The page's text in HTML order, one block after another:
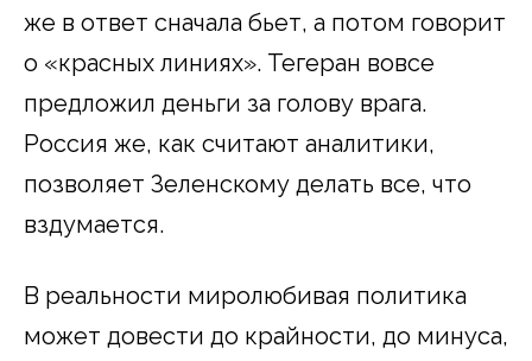
же в ответ сначала бьет, а потом говорит
о «красных линиях». Тегеран вовсе
предложил деньги за голову врага.
Россия же, как считают аналитики,
позволяет Зеленскому делать все, что
вздумается.
В реальности миролюбивая политика
может довести до крайности, до минуса,